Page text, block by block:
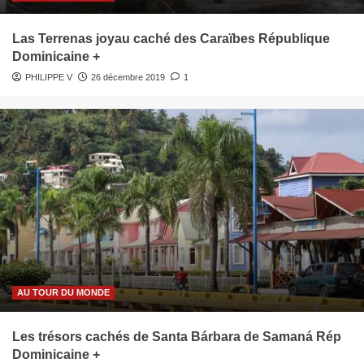
Las Terrenas joyau caché des Caraïbes République
Dominicaine +
PHILIPPE V 26 décembre 2019 1
AU TOUR DU MONDE
Les trésors cachés de Santa Bárbara de Samaná Rép
Dominicaine +